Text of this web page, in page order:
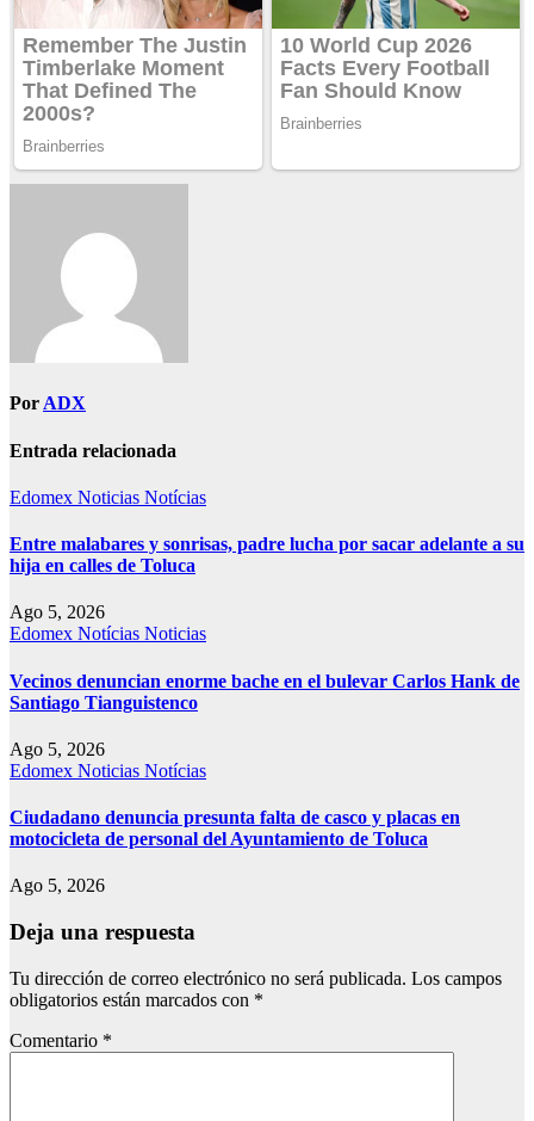
Por ADX
Entrada relacionada
Edomex Noticias Notícias
Entre malabares y sonrisas, padre lucha por sacar adelante a su
hija en calles de Toluca
Ago 5, 2026
Edomex Notícias Noticias
Vecinos denuncian enorme bache en el bulevar Carlos Hank de
Santiago Tianguistenco
Ago 5, 2026
Edomex Noticias Notícias
Ciudadano denuncia presunta falta de casco y placas en
motocicleta de personal del Ayuntamiento de Toluca
Ago 5, 2026
Deja una respuesta
Tu dirección de correo electrónico no será publicada. Los campos
obligatorios están marcados con *
Comentario *